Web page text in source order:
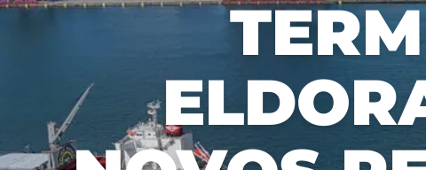
Recusar não essenciais